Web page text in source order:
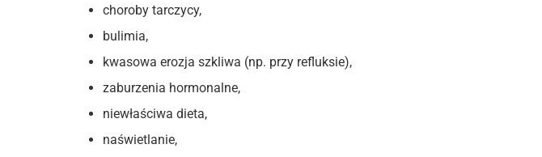
choroby tarczycy,
bulimia,
kwasowa erozja szkliwa (np. przy refluksie),
zaburzenia hormonalne,
niewłaściwa dieta,
naświetlanie,